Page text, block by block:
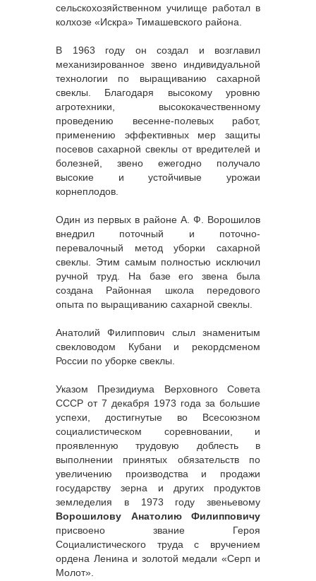
сельскохозяйственном училище работал в
колхозе «Искра» Тимашевского района.
В 1963 году он создал и возглавил
механизированное звено индивидуальной
технологии по выращиванию сахарной
свеклы. Благодаря высокому уровню
агротехники, высококачественному
проведению весенне-полевых работ,
применению эффективных мер защиты
посевов сахарной свеклы от вредителей и
болезней, звено ежегодно получало
высокие и устойчивые урожаи
корнеплодов.
Один из первых в районе А. Ф. Ворошилов
внедрил поточный и поточно-
перевалочный метод уборки сахарной
свеклы. Этим самым полностью исключил
ручной труд. На базе его звена была
создана Районная школа передового
опыта по выращиванию сахарной свеклы.
Анатолий Филиппович слыл знаменитым
свекловодом Кубани и рекордсменом
России по уборке свеклы.
Указом Президиума Верховного Совета
СССР от 7 декабря 1973 года за большие
успехи, достигнутые во Всесоюзном
социалистическом соревновании, и
проявленную трудовую доблесть в
выполнении принятых обязательств по
увеличению производства и продажи
государству зерна и других продуктов
земледелия в 1973 году звеньевому
Ворошилову Анатолию Филипповичу
присвоено звание Героя
Социалистического труда с вручением
ордена Ленина и золотой медали «Серп и
Молот».